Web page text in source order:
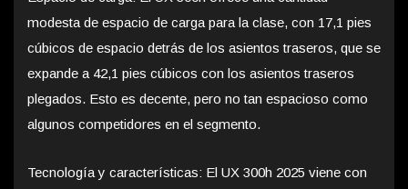
modesta de espacio de carga para la clase, con 17,1 pies
cúbicos de espacio detrás de los asientos traseros, que se
expande a 42,1 pies cúbicos con los asientos traseros
plegados. Esto es decente, pero no tan espacioso como
algunos competidores en el segmento.
Tecnología y características: El UX 300h 2025 viene con